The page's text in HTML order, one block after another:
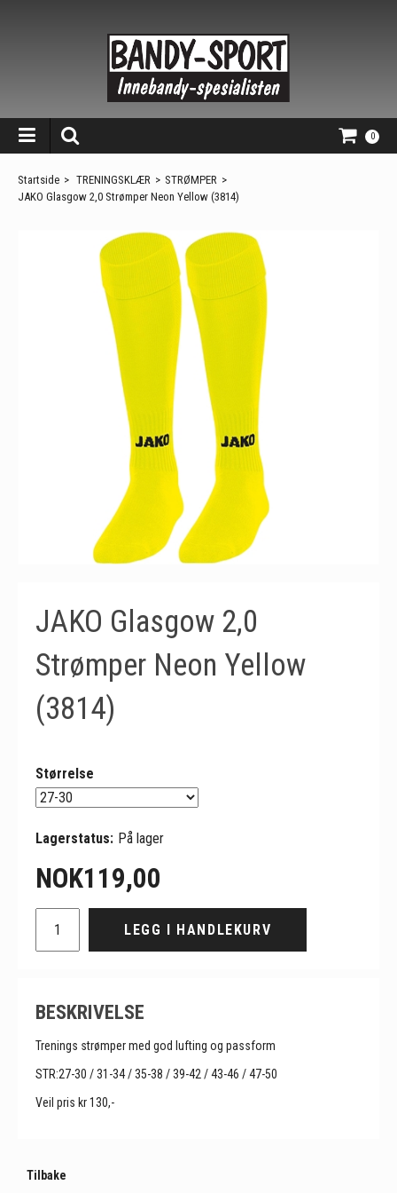
0
Startside > TRENINGSKLÆR > STRØMPER >
JAKO Glasgow 2,0 Strømper Neon Yellow (3814)
JAKO Glasgow 2,0
Strømper Neon Yellow
(3814)
Størrelse
Lagerstatus: På lager
NOK119,00
LEGG I HANDLEKURV
BESKRIVELSE
Trenings strømper med god lufting og passform
STR:27-30 / 31-34 / 35-38 / 39-42 / 43-46 / 47-50
Veil pris kr 130,-
Tilbake